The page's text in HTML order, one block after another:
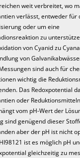
weit verbreitet, wo
verlässt, entweder für
oder um eine
zu
von Cyanid zu
von
sind auch für
wichtig die
Das Redoxpotential
oder
vom pH-Wert der
sind genügend dieser
aber der pH ist nicht
ist es möglich pH
gleichzeitig zu